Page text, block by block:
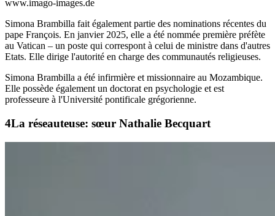
www.imago-images.de
Simona Brambilla fait également partie des nominations récentes du
pape François. En janvier 2025, elle a été nommée première préfète
au Vatican – un poste qui correspont à celui de ministre dans d'autres
Etats. Elle dirige l'autorité en charge des communautés religieuses.
Simona Brambilla a été infirmière et missionnaire au Mozambique.
Elle possède également un doctorat en psychologie et est
professeure à l'Université pontificale grégorienne.
La réseauteuse: sœur Nathalie Becquart